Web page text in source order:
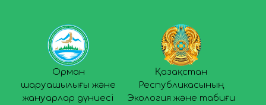
Орман
шаруашылығы және
жануарлар дүниесі
Қазақстан
Республикасының
Экология және табиғи